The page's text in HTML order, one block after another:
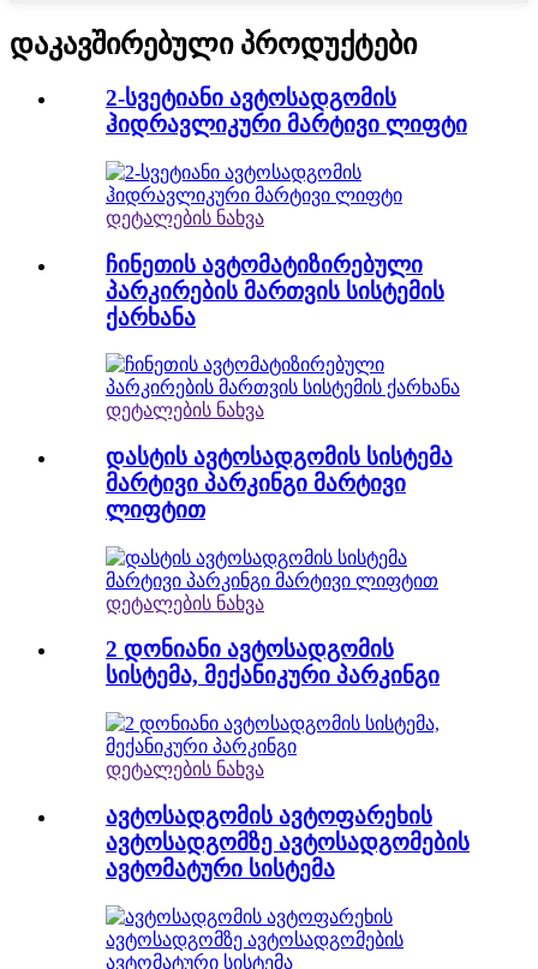
დაკავშირებული პროდუქტები
2-სვეტიანი ავტოსადგომის
ჰიდრავლიკური მარტივი ლიფტი
დეტალების ნახვა
ჩინეთის ავტომატიზირებული
პარკირების მართვის სისტემის
ქარხანა
დეტალების ნახვა
დასტის ავტოსადგომის სისტემა
მარტივი პარკინგი მარტივი
ლიფტით
დეტალების ნახვა
2 დონიანი ავტოსადგომის
სისტემა, მექანიკური პარკინგი
დეტალების ნახვა
ავტოსადგომის ავტოფარეხის
ავტოსადგომზე ავტოსადგომების
ავტომატური სისტემა